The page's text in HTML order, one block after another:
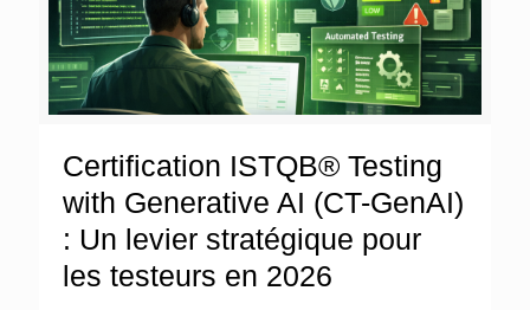
Certification ISTQB® Testing
with Generative AI (CT-GenAI)
: Un levier stratégique pour
les testeurs en 2026